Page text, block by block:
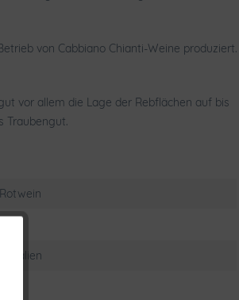
von Cabbiano Chianti-Weine produziert.
vor allem die Lage der Rebflächen auf bis
Traubengut.
Italien